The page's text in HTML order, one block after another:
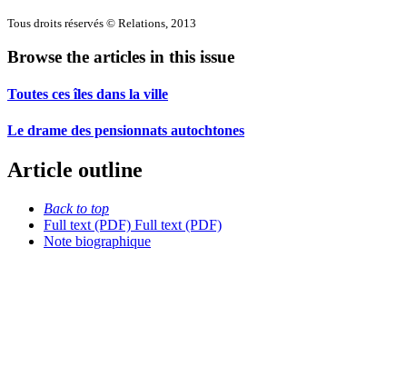
Tous droits réservés © Relations, 2013
Browse the articles in this issue
Toutes ces îles dans la ville
Le drame des pensionnats autochtones
Article outline
Back to top
Full text (PDF) Full text (PDF)
Note biographique